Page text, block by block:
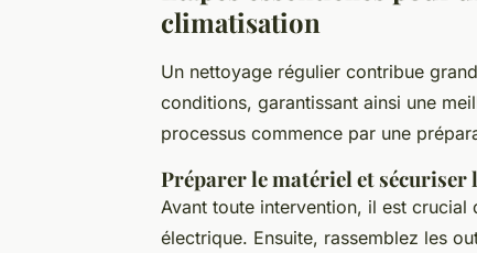
climatisation
Un nettoyage régulier contribue
conditions, garantissant ainsi une
processus commence par une
Préparer le matériel et sécuriser
Avant toute intervention, il est crucial
électrique. Ensuite, rassemblez les